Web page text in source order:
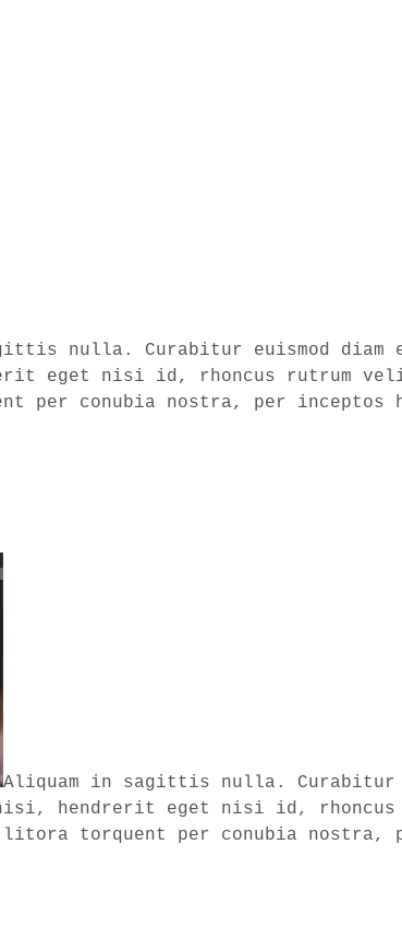
nulla. Curabitur euismod diam
eget nisi id, rhoncus rutrum
per conubia nostra, per inceptos
Aliquam in sagittis nulla. Curabitur
nisi, hendrerit eget nisi id,
torquent per conubia nostra,